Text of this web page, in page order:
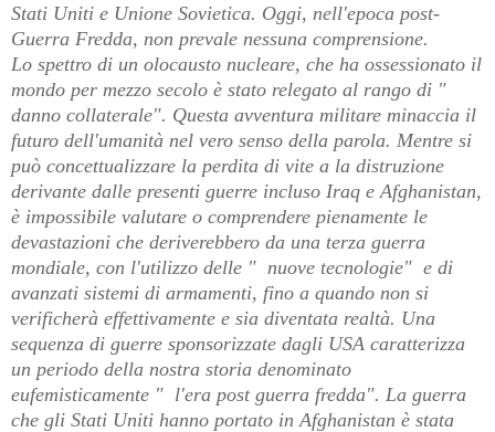
Stati Uniti e Unione Sovietica. Oggi, nell'epoca post-
Guerra Fredda, non prevale nessuna comprensione.
Lo spettro di un olocausto nucleare, che ha ossessionato il
mondo per mezzo secolo è stato relegato al rango di "
danno collaterale". Questa avventura militare minaccia il
futuro dell'umanità nel vero senso della parola. Mentre si
può concettualizzare la perdita di vite a la distruzione
derivante dalle presenti guerre incluso Iraq e Afghanistan,
è impossibile valutare o comprendere pienamente le
devastazioni che deriverebbero da una terza guerra
mondiale, con l'utilizzo delle " nuove tecnologie" e di
avanzati sistemi di armamenti, fino a quando non si
verificherà effettivamente e sia diventata realtà. Una
sequenza di guerre sponsorizzate dagli USA caratterizza
un periodo della nostra storia denominato
eufemisticamente " l'era post guerra fredda". La guerra
che gli Stati Uniti hanno portato in Afghanistan è stata